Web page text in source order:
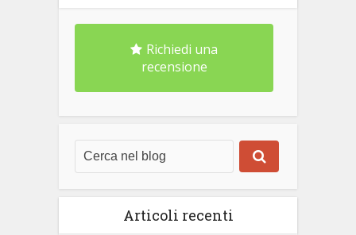
Richiedi una
recensione
Articoli recenti